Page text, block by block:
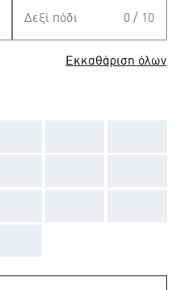
Δεξί πόδι 0 / 10
Εκκαθάριση όλων